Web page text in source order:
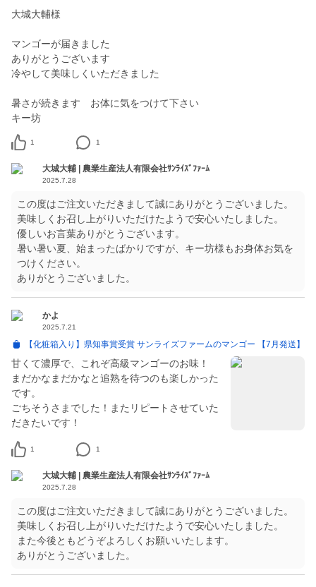
大城大輔様
マンゴーが届きました
ありがとうございます
冷やして美味しくいただきました
暑さが続きます お体に気をつけて下さい
キー坊
1 1
大城大輔 | 農業生産法人有限会社ｻﾝﾗｲｽﾞﾌｧｰﾑ
2025.7.28
この度はご注文いただきまして誠にありがとうございました。
美味しくお召し上がりいただけたようで安心いたしました。
優しいお言葉ありがとうございます。
暑い暑い夏、始まったばかりですが、キー坊様もお身体お気を
つけください。
ありがとうございました。
かよ
2025.7.21
【化粧箱入り】県知事賞受賞 サンライズファームのマンゴー 【7月発送】
甘くて濃厚で、これぞ高級マンゴーのお味！
まだかなまだかなと追熟を待つのも楽しかった
です。
ごちそうさまでした！またリピートさせていた
だきたいです！
1 1
大城大輔 | 農業生産法人有限会社ｻﾝﾗｲｽﾞﾌｧｰﾑ
2025.7.28
この度はご注文いただきまして誠にありがとうございました。
美味しくお召し上がりいただけたようで安心いたしました。
また今後ともどうぞよろしくお願いいたします。
ありがとうございました。